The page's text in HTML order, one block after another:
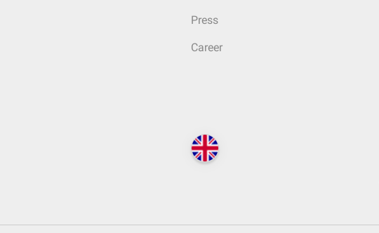
Press
Career